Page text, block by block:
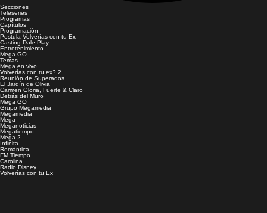
Secciones
Teleseries
Programas
Capítulos
Programación
Postula Volverías con tu Ex
Casting Dale Play
Entretenimiento
Mega GO
Temas
Mega en vivo
Volverías con tu ex? 2
Reunión de Superados
El Jardín de Olivia
Carmen Gloria, Fuerte & Claro
Detrás del Muro
Mega GO
Grupo Megamedia
Megamedia
Mega
Meganoticias
Megatiempo
Mega 2
Infinita
Romántica
FM Tiempo
Carolina
Radio Disney
Volverías con tu Ex